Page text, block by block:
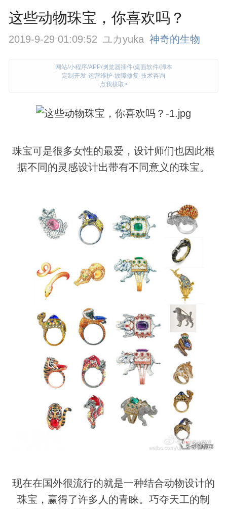
这些动物珠宝，你喜欢吗？
2019-9-29 01:09:52 ユカyuka 神奇的生物
网站/小程序/APP/浏览器插件/桌面软件/脚本
定制开发·运营维护·故障修复·技术咨询
点我获取>
珠宝可是很多女性的最爱，设计师们也因此根
据不同的灵感设计出带有不同意义的珠宝。
现在在国外很流行的就是一种结合动物设计的
珠宝，赢得了许多人的青睐。巧夺天工的制